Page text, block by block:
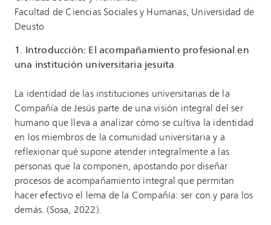
Facultad de Ciencias Sociales y Humanas, Universidad de
Deusto
1. Introducción: El acompañamiento profesional en
una institución universitaria jesuita
La identidad de las instituciones universitarias de la
Compañía de Jesús parte de una visión integral del ser
humano que lleva a analizar cómo se cultiva la identidad
en los miembros de la comunidad universitaria y a
reflexionar qué supone atender integralmente a las
personas que la componen, apostando por diseñar
procesos de acompañamiento integral que permitan
hacer efectivo el lema de la Compañía: ser con y para los
demás. (Sosa, 2022).